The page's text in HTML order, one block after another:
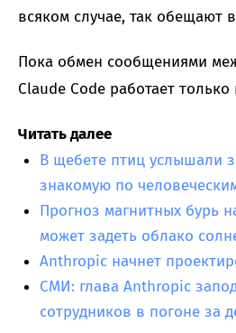
всяком случае, так обещают
Пока обмен сообщениями
Claude Code работает
Читать далее
В щебете птиц услышали
знакомую по
Прогноз магнитных бурь
может задеть облако
Anthropic начнет
СМИ: глава Anthropic
сотрудников в погоне за